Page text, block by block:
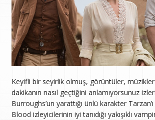
Keyifli bir seyirlik olmuş, görüntüler,
dakikanın nasıl geçtiğini anlamıyorsunuz
Burroughs’un yarattığı ünlü karakter
Blood izleyicilerinin iyi tanıdığı yakışıklı